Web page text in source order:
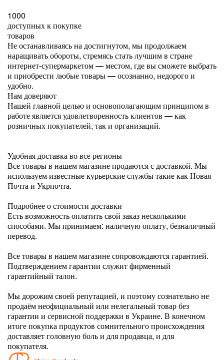
1000
доступных к покупке
товаров
Не останавливаясь на достигнутом, мы продолжаем
наращивать обороты, стремясь стать лучшим в стране
интернет-супермаркетом — местом, где вы сможете выбрать
и приобрести любые товары — осознанно, недорого и
удобно.
Нам доверяют
Нашей главной целью и основополагающим принципом в
работе является удовлетворенность клиентов — как
розничных покупателей, так и организаций.
Удобная доставка во все регионы
Все товары в нашем магазине продаются с доставкой. Мы
используем известные курьерские службы такие как Новая
Почта и Укрпочта.
Подробнее о стоимости доставки
Есть возможность оплатить свой заказ несколькими
способами. Мы принимаем: наличную оплату, безналичный
перевод.
Все товары в нашем магазине сопровождаются гарантией.
Подтверждением гарантии служит фирменный
гарантийный талон.
Мы дорожим своей репутацией, и поэтому сознательно не
продаём неофициальный или нелегальный товар без
гарантии и сервисной поддержки в Украине. В конечном
итоге покупка продуктов сомнительного происхождения
доставляет головную боль и для продавца, и для
покупателя.